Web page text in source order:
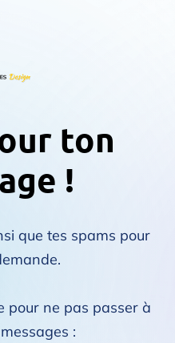
ton
!
que tes spams pour
pour ne pas passer à
: